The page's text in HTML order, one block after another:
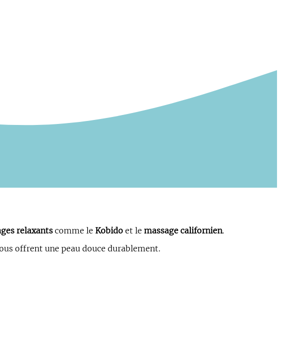
relaxants comme le Kobido et le massage californien.
offrent une peau douce durablement.